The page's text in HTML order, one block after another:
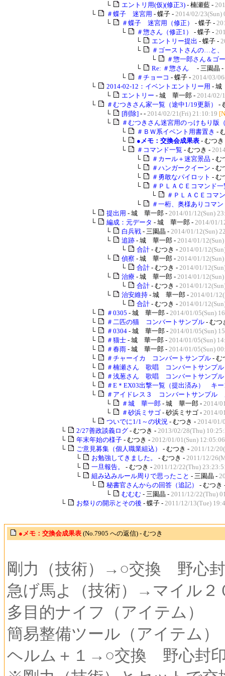
└
エントリ用(仮)(修正3) - 楠瀬藍 -
└
＃蝶子 迷宮用 - 蝶子 - 2014/02/23(Sun)
└
＃蝶子 迷宮用（修正） - 蝶子 -
└
＃惣さん（修正1） - 蝶子 -
└
エントリー提出 - 蝶子 -
└
＃ゴーストさんの…と、
└
＃惣一郎さん＆ゴ
└
Re: ＃惣さん
- 三園晶 -
└
＃チョーコ - 蝶子 - 2014/03/
└
2014-02-12：イベントエントリー用 -
└
エントリー - 城 華一郎 - 2014/02/
└
＃むつきさん家一覧（途中1/19更新）
-
└
[削除] - - 2014/02/21(Fri) 21:10:19
└
＃むつきさん迷宮用のっけもり版
└
＃ＢＷ系イベント用書置き -
└
●メモ：交換会成果表 - むつ
└
＃コマンド一覧 - むつき -
└
＃カール＋迷宮景品 - む
└
＃ハンガークイーン - む
└
＃勇敢なパイロット - む
└
＃ＰＬＡＣＥコマンド一
└
＃ＰＬＡＣＥコマ
└
＃一桁、奥様ありコマ
└
提出用 - 城 華一郎 - 2014/01/12(Sun)
└
編成：元データ - 城 華一郎 - 2014/01/
└
白兵戦 - 三園晶 - 2014/01/12(Sun)
└
追跡 - 城 華一郎 - 2014/01/
└
合計 - むつき - 2014/01/
└
偵察 - 城 華一郎 - 2014/01/
└
合計 - むつき - 2014/01/
└
治療 - 城 華一郎 - 2014/01/
└
合計 - むつき - 2014/01/
└
治安維持 - 城 華一郎 - 2014/01/
└
合計 - むつき - 2014/01/
└
＃0305 - 城 華一郎 - 2014/01/05(Sun)
└
＃二匹の猫 コンバートサンプル - むつ
└
＃0304 - 城 華一郎 - 2014/01/05(Sun)
└
＃猫士 - 城 華一郎 - 2014/01/05(Sun)
└
＃春雨 - 城 華一郎 - 2014/01/05(Sun)
└
＃チャーイカ コンバートサンプル - む
└
＃楠瀬さん 歌唱 コンバートサンプル
└
＃浅葱さん 歌唱 コンバートサンプル
└
＃E＊EX03出撃一覧（提出済み） キー
└
＃アイドレス３ コンバートサンプル
└
＃城 華一郎 - 城 華一郎 - 2014/
└
＃砂浜ミサゴ - 砂浜ミサゴ - 2014/
└
ついでに1/1～の状況 - むつき - 2014/01/
└
2/27善政談義ログ - むつき - 2013/02/28(Thu)
└
年末年始の様子 - むつき - 2012/01/01(Sun) 12:05:06
└
ご意見募集（個人職業組込） - むつき - 2011/12/
└
お勉強してきました。 - むつき - 2011/12/
└
一旦報告。 - むつき - 2011/12/22(Thu)
└
組み込みルール周りで思ったこと - 三園晶 -
└
秘書官さんからの回答（追記）
- むつき
└
むむむ - 三園晶 - 2011/12/22(Thu)
└
お祭りの開示とその後 - 蝶子 - 2011/12/13(Tue)
●メモ：交換会成果表 (No.7905 への返信) - むつき
剛力（技術）→○交換 野心
急げ馬よ（技術）→マイル２
多目的ナイフ（アイテム）
簡易整備ツール（アイテム）
ヘルム＋１→○交換 野心封